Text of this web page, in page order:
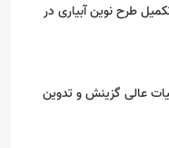
طرح نوین آبیاری در
عالی گزینش و‌ تدوین